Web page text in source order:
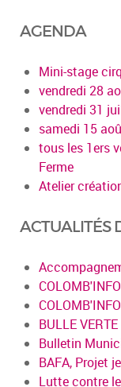
AGENDA
Mini-stage
vendredi 28
vendredi 31
samedi 15
tous les 1ers
Ferme
Atelier
ACTUALITÉS
BULLE VERTE
Bulletin
BAFA, Projet
Lutte contre